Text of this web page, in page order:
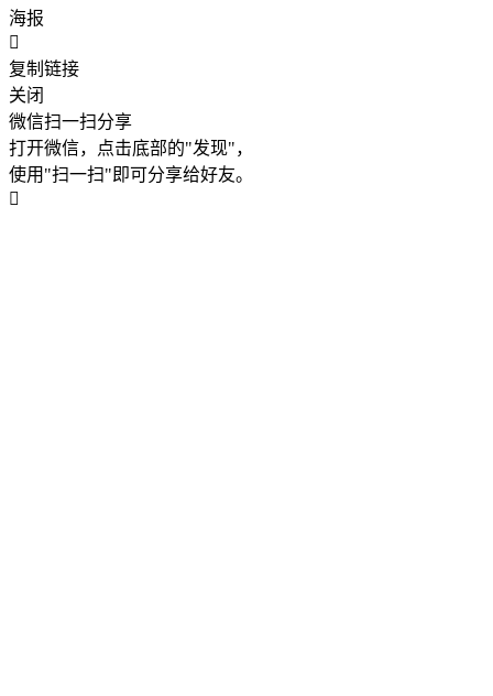
海报
复制链接
关闭
微信扫一扫分享
打开微信，点击底部的"发现"，
使用"扫一扫"即可分享给好友。